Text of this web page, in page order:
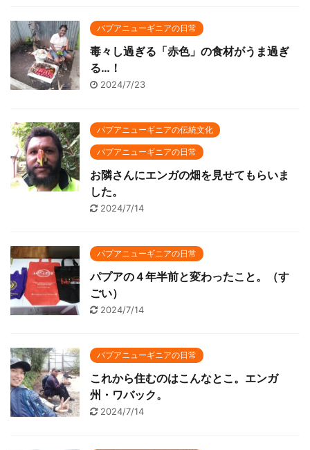
パプアニューギニアの日常
毒々し過ぎる「赤色」の食材がうま過ぎ
る…！
2024/7/23
パプアニューギニアの伝統文化
パプアニューギニアの日常
お隣さんにエンガの畑を見せてもらいま
した。
2024/7/14
パプアニューギニアの日常
パプアの４年半前と変わったこと。（す
ごい）
2024/7/14
パプアニューギニアの日常
これから住むのはこんなとこ。エンガ
州・ワバック。
2024/7/14